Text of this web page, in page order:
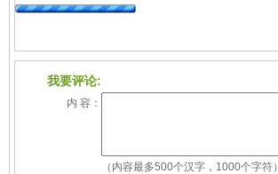
我要评论:
内 容：
（内容最多500个汉字，1000个字符）